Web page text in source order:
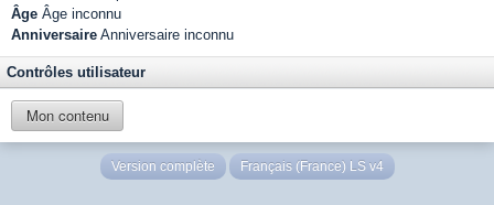
Âge Âge inconnu
Anniversaire Anniversaire inconnu
Contrôles utilisateur
Mon contenu
Version complète Français (France) LS v4